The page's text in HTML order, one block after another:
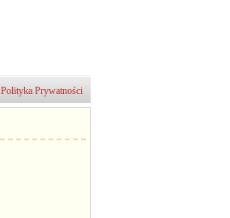
Polityka Prywatności